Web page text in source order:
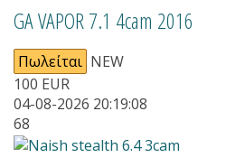
GA VAPOR 7.1 4cam 2016
Πωλείται NEW
100 EUR
04-08-2026 20:19:08
68